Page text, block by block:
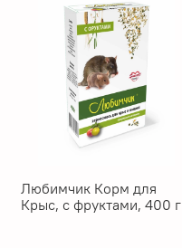
Любимчик Корм для
Крыс, с фруктами, 400 г